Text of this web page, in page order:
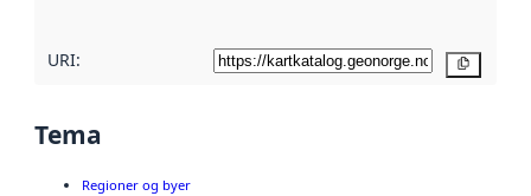
URI:
Tema
Regioner og byer